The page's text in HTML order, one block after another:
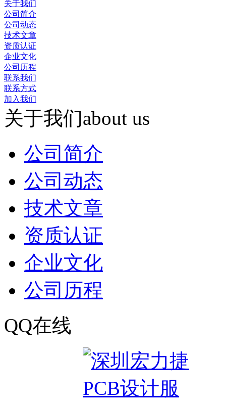
关于我们
公司简介
公司动态
技术文章
资质认证
企业文化
公司历程
联系我们
联系方式
加入我们
关于我们about us
公司简介
公司动态
技术文章
资质认证
企业文化
公司历程
QQ在线